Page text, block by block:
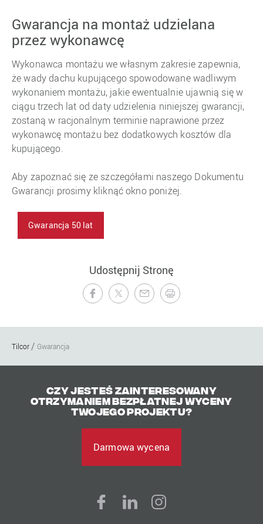
Gwarancja na montaż udzielana
przez wykonawcę
Wykonawca montażu we własnym zakresie zapewnia,
że wady dachu kupującego spowodowane wadliwym
wykonaniem montażu, jakie ewentualnie ujawnią się w
ciągu trzech lat od daty udzielenia niniejszej gwarancji,
zostaną w racjonalnym terminie naprawione przez
wykonawcę montażu bez dodatkowych kosztów dla
kupującego.
Aby zapoznać się ze szczegółami naszego Dokumentu
Gwarancji prosimy kliknąć okno poniżej.
Gwarancja 50 lat
Udostępnij Stronę
Tilcor Gwarancja
Czy jesteś zainteresowany
otrzymaniem bezpłatnej wyceny
Twojego projektu?
Darmowa wycena